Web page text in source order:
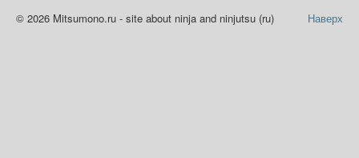
Наверх
© 2026 Mitsumono.ru - site about ninja and ninjutsu (ru)